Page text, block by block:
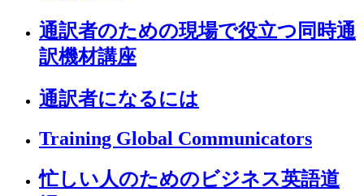
通訳者のための現場で役立つ同時通
訳機材講座
通訳者になるには
Training Global Communicators
忙しい人のためのビジネス英語道